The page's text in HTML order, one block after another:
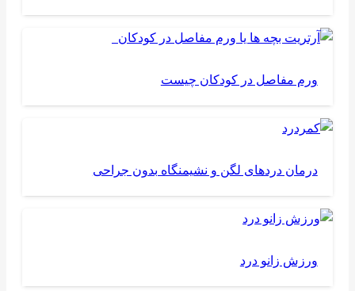
ورم مفاصل در کودکان چیست
درمان دردهای لگن و نشیمنگاه بدون جراحی
ورزش زانو درد